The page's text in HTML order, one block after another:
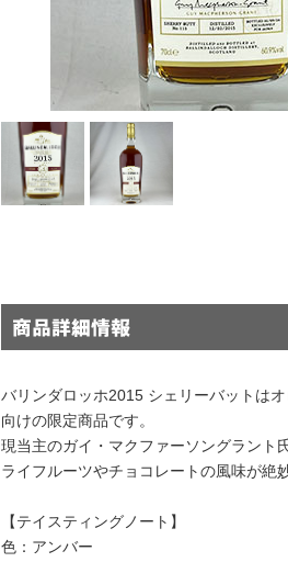
バリンダロッホ2015 シェリーバットは
向けの限定商品です。
現当主のガイ・マクファーソングラント
ライフルーツやチョコレートの風味が絶
【テイスティングノート】
色：アンバー